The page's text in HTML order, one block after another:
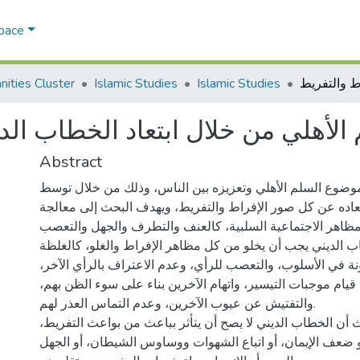
Cluster Islamic Studies Islamic Studies
الأهلي من خلال ابتعاد الخطاب
Abstract
السلم الأهلي وتعزيزه بين الناس، وذلك من خلال توسط
عن كل صور الإفراط والتفريط، ويهدف البحث إلى معالجة
الاجتماعية السلبية، كالعنف والتطرف والجهل والتعصب.
الديني يجب أن يخلو من كل مظاهر الإفراط والغلو، كالغلظة
في الأسلوب، والتعصب للرأي، وعدم الاعتراف بالرأي الآخر،
قيام موجبات التيسير، واتهام الآخرين بناء على سوء الظن بهم،
والتفتيش عن عيوب الآخرين، وعدم التماس العذر لهم.
أن الخطاب الديني لا يصح أن يتأثر بباعث من بواعث التفريط،
الإيمان، أو اتباع الشهوات ووساوس الشيطان، أو الجهل